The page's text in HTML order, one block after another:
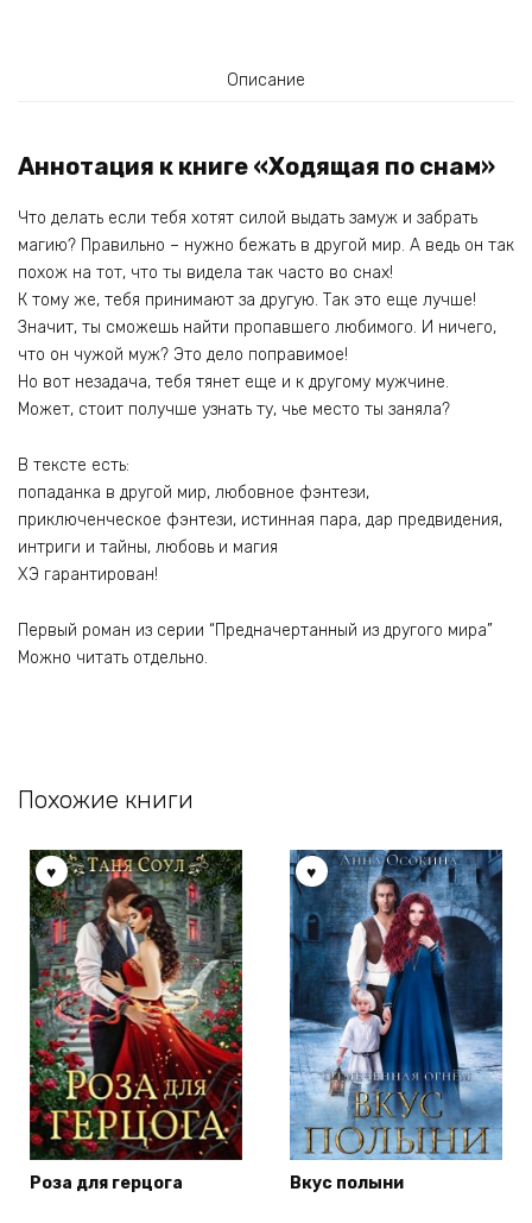
Описание
Аннотация к книге «Ходящая по снам»
Что делать если тебя хотят силой выдать замуж и забрать
магию? Правильно – нужно бежать в другой мир. А ведь он так
похож на тот, что ты видела так часто во снах!
К тому же, тебя принимают за другую. Так это еще лучше!
Значит, ты сможешь найти пропавшего любимого. И ничего,
что он чужой муж? Это дело поправимое!
Но вот незадача, тебя тянет еще и к другому мужчине.
Может, стоит получше узнать ту, чье место ты заняла?
В тексте есть:
попаданка в другой мир, любовное фэнтези,
приключенческое фэнтези, истинная пара, дар предвидения,
интриги и тайны, любовь и магия
ХЭ гарантирован!
Первый роман из серии “Предначертанный из другого мира”
Можно читать отдельно.
Похожие книги
Роза для герцога Вкус полыни